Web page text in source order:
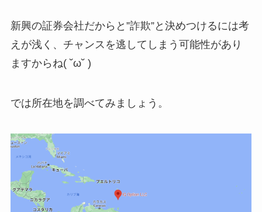
新興の証券会社だからと”詐欺”と決めつけるには考
えが浅く、チャンスを逃してしまう可能性があり
ますからね( ˘ω˘ )
では所在地を調べてみましょう。